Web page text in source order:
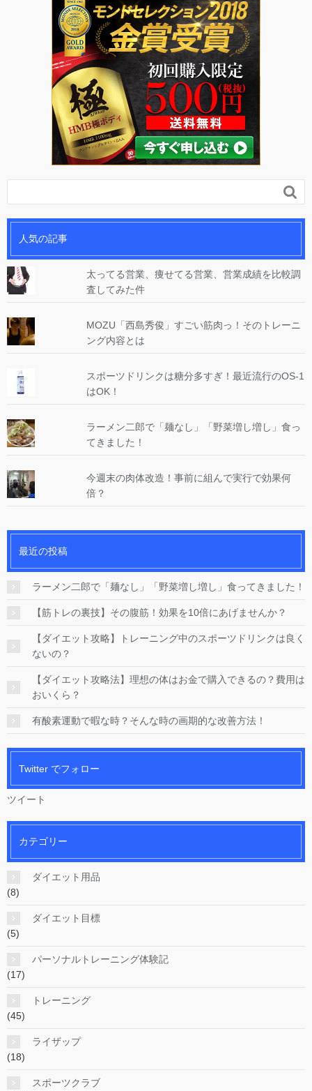

人気の記事
太ってる営業、痩せてる営業、営業成績を比較調
査してみた件
MOZU「西島秀俊」すごい筋肉っ！そのトレーニ
ング内容とは
スポーツドリンクは糖分多すぎ！最近流行のOS-1
はOK！
ラーメン二郎で「麺なし」「野菜増し増し」食っ
てきました！
今週末の肉体改造！事前に組んで実行で効果何
倍？
最近の投稿
ラーメン二郎で「麺なし」「野菜増し増し」食ってきました！
【筋トレの裏技】その腹筋！効果を10倍にあげませんか？
【ダイエット攻略】トレーニング中のスポーツドリンクは良く
ないの？
【ダイエット攻略法】理想の体はお金で購入できるの？費用は
おいくら？
有酸素運動で暇な時？そんな時の画期的な改善方法！
Twitter でフォロー
ツイート
カテゴリー
ダイエット用品
(8)
ダイエット目標
(5)
パーソナルトレーニング体験記
(17)
トレーニング
(45)
ライザップ
(18)
スポーツクラブ